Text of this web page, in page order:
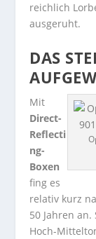
reichlich
ausgeruht.
DAS
Mit
Direct-
Reflecti
ng-
Boxen
fing es
relativ kurz
50 Jahren
Hoch-